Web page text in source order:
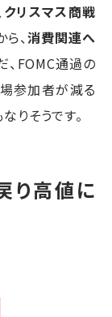
クリスマス商戦
、消費関連へ
、FOMC通過の
参加者が減る
りそうです。
り高値に